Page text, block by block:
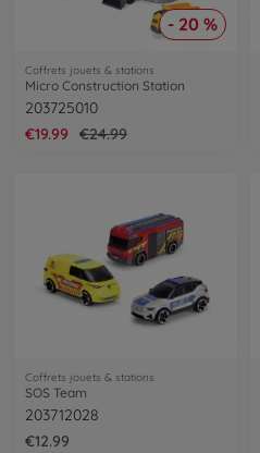
- 20 %
Coffrets jouets & stations
Micro Construction Station
203725010
€19.99
€24.99
Coffrets jouets & stations
SOS Team
203712028
€12.99